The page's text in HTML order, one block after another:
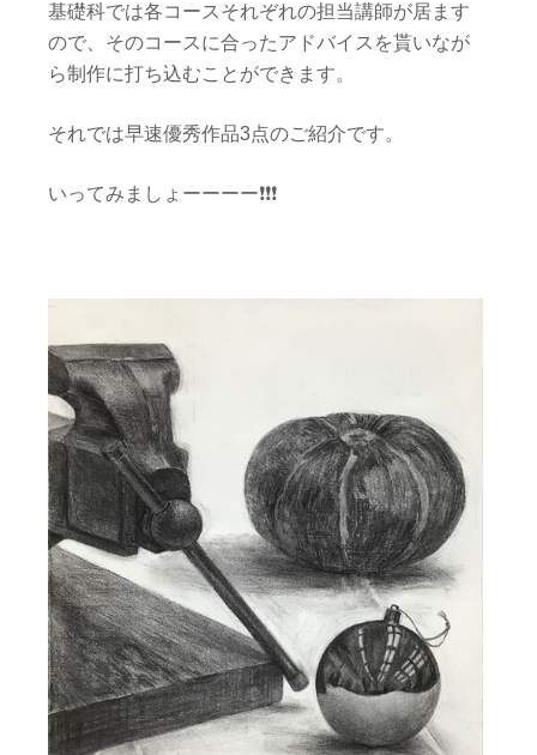
基礎科では各コースそれぞれの担当講師が居ます
ので、そのコースに合ったアドバイスを貰いなが
ら制作に打ち込むことができます。
それでは早速優秀作品3点のご紹介です。
いってみましょーーーー❗️❗️❗️